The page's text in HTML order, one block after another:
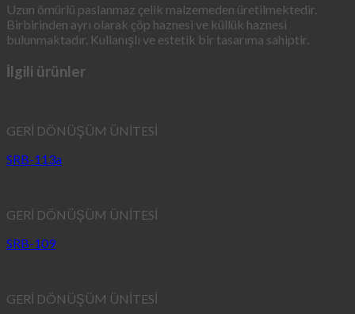
Uzun ömürlü paslanmaz çelik malzemeden üretilmektedir.
Birbirinden ayrı olarak çöp haznesi ve küllük haznesi
bulunmaktadır. Kullanışlı ve estetik bir tasarıma sahiptir.
İlgili ürünler
GERİ DÖNÜŞÜM ÜNİTESİ
SRB-113a
GERİ DÖNÜŞÜM ÜNİTESİ
SRB-109
GERİ DÖNÜŞÜM ÜNİTESİ